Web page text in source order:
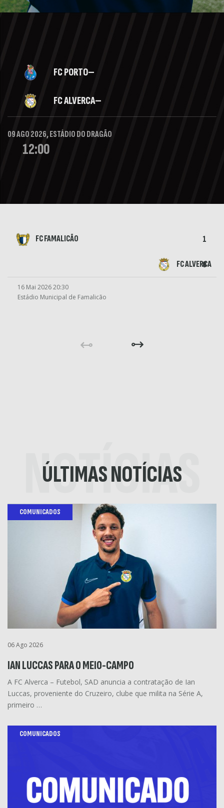
FC PORTO—
—
FC ALVERCA
09 AGO 2026, ESTÁDIO DO DRAGÃO
12:00
FC FAMALICÃO 1
FC ALVERCA
0
16 Mai 2026 20:30
Estádio Municipal de Famalicão
ÚLTIMAS NOTÍCIAS
NOTÍCIAS
COMUNICADOS
06 Ago 2026
IAN LUCCAS PARA O MEIO-CAMPO
A FC Alverca – Futebol, SAD anuncia a contratação de Ian
Luccas, proveniente do Cruzeiro, clube que milita na Série A,
primeiro …
COMUNICADOS